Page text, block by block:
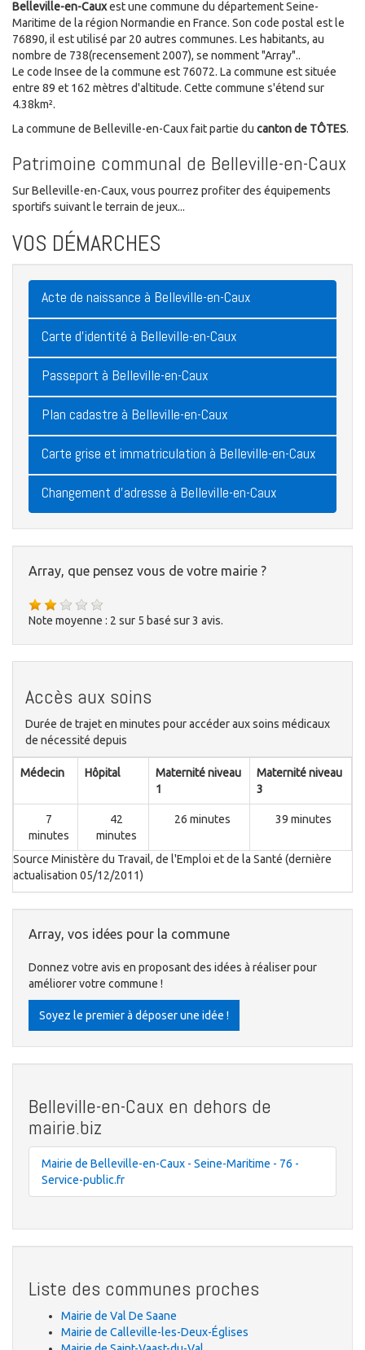
Belleville-en-Cauxest une commune du département Seine-
Maritime de la région Normandie en France. Son code postal est le
76890, il est utilisé par 20 autres communes. Les habitants, au
nombre de 738(recensement 2007), se nomment "Array"..
Le code Insee de la commune est 76072. La commune est située
entre 89 et 162 mètres d'altitude. Cette commune s'étend sur
4.38km².
La commune de Belleville-en-Caux fait partie du canton de TÔTES.
Patrimoine communal de Belleville-en-Caux
Sur Belleville-en-Caux, vous pourrez profiter des équipements
sportifs suivant le terrain de jeux...
VOS DÉMARCHES
Acte de naissance à Belleville-en-Caux
Carte d'identité à Belleville-en-Caux
Passeport à Belleville-en-Caux
Plan cadastre à Belleville-en-Caux
Carte grise et immatriculation à Belleville-en-Caux
Changement d'adresse à Belleville-en-Caux
Array, que pensez vous de votre mairie ?
Note moyenne : 2 sur 5 basé sur3 avis.
Accès aux soins
Durée de trajet en minutes pour accéder aux soins médicaux
de nécessité depuis
Médecin Hôpital
Maternité niveau
1
Maternité niveau
3
7
minutes
42
minutes
26 minutes 39 minutes
Source Ministère du Travail, de l'Emploi et de la Santé (dernière
actualisation 05/12/2011)
Array, vos idées pour la commune
Donnez votre avis en proposant des idées à réaliser pour
améliorer votre commune !
Soyez le premier à déposer une idée !
Belleville-en-Caux en dehors de
mairie.biz
Mairie de Belleville-en-Caux - Seine-Maritime - 76 -
Service-public.fr
Liste des communes proches
Mairie de Val De Saane
Mairie de Calleville-les-Deux-Églises